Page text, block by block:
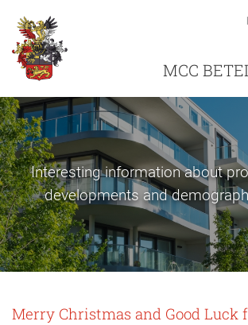
MCC
Interesting information about
developments and
Merry Christmas and Good Luck